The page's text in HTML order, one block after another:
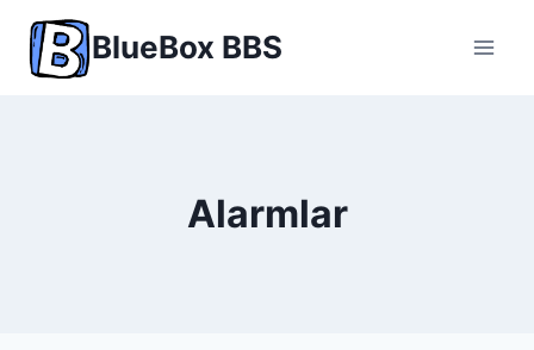
content
BlueBox BBS
Alarmlar